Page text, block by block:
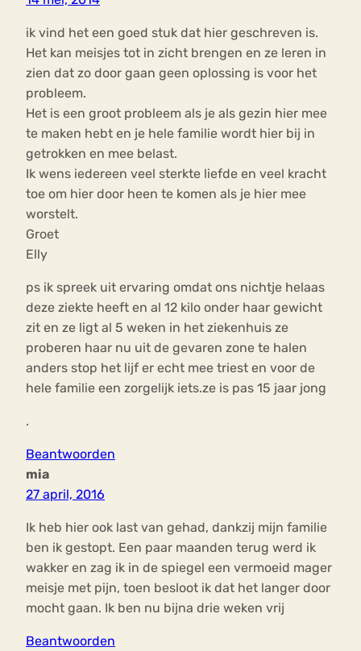
ik vind het een goed stuk dat hier geschreven is.
Het kan meisjes tot in zicht brengen en ze leren in
zien dat zo door gaan geen oplossing is voor het
probleem.
Het is een groot probleem als je als gezin hier mee
te maken hebt en je hele familie wordt hier bij in
getrokken en mee belast.
Ik wens iedereen veel sterkte liefde en veel kracht
toe om hier door heen te komen als je hier mee
worstelt.
Groet
Elly
ps ik spreek uit ervaring omdat ons nichtje helaas
deze ziekte heeft en al 12 kilo onder haar gewicht
zit en ze ligt al 5 weken in het ziekenhuis ze
proberen haar nu uit de gevaren zone te halen
anders stop het lijf er echt mee triest en voor de
hele familie een zorgelijk iets.ze is pas 15 jaar jong
.
Beantwoorden
mia
27 april, 2016
Ik heb hier ook last van gehad, dankzij mijn familie
ben ik gestopt. Een paar maanden terug werd ik
wakker en zag ik in de spiegel een vermoeid mager
meisje met pijn, toen besloot ik dat het langer door
mocht gaan. Ik ben nu bijna drie weken vrij
Beantwoorden